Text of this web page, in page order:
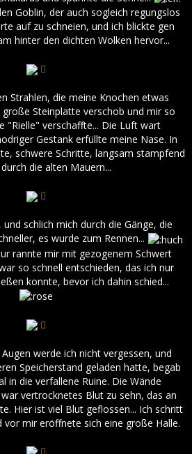
Goblin, der auch sogleich regungslos
auf zu schneien, und ich blickte gen
hinter den dichten Wolken hervor...
Strahlen, die meine Knochen etwas
Steinplatte verschob und mir so
"Rielle" verschaffte... Die Luft wart
Gestank erfüllte meine Nase. In
schwere Schritte, langsam stampfend
die alten Mauern...
schlich mich durch die Gänge, die
es wurde zum Rennen...
rannte mir mit gezogenem Schwert
so schnell entschieden, das ich nur
konnte, bevor ich dahin schied...
werde ich nicht vergessen, und
Speicherstand geladen hatte, begab
in die verfallene Ruine. Die Wände
vertrocknetes Blut zu sehn, das an
Hier ist viel Blut geflossen... Ich schritt
vor mir eröffnete sich eine große Halle.